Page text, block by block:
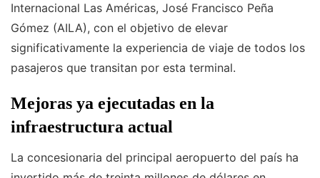
Internacional Las Américas, José Francisco Peña
Gómez (AILA), con el objetivo de elevar
significativamente la experiencia de viaje de todos los
pasajeros que transitan por esta terminal.
Mejoras ya ejecutadas en la
infraestructura actual
La concesionaria del principal aeropuerto del país ha